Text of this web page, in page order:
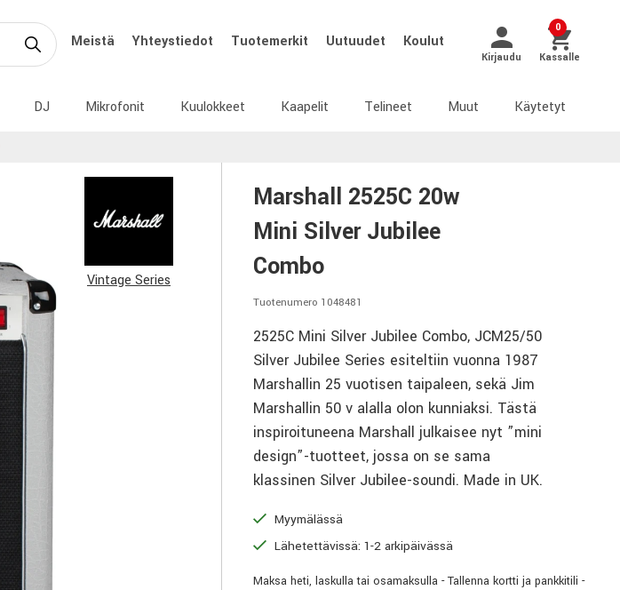
Meistä Yhteystiedot Tuotemerkit Uutuudet Koulut
Kirjaudu
0
Kassalle
DJ Mikrofonit Kuulokkeet Kaapelit Telineet Muut Käytetyt
Vintage Series
Marshall 2525C 20w
Mini Silver Jubilee
Combo
Tuotenumero 1048481
2525C Mini Silver Jubilee Combo, JCM25/50
Silver Jubilee Series esiteltiin vuonna 1987
Marshallin 25 vuotisen taipaleen, sekä Jim
Marshallin 50 v alalla olon kunniaksi. Tästä
inspiroituneena Marshall julkaisee nyt ”mini
design”-tuotteet, jossa on se sama
klassinen Silver Jubilee-soundi. Made in UK.
Myymälässä
Lähetettävissä: 1-2 arkipäivässä
Maksa heti, laskulla tai osamaksulla - Tallenna kortti ja pankkitili -